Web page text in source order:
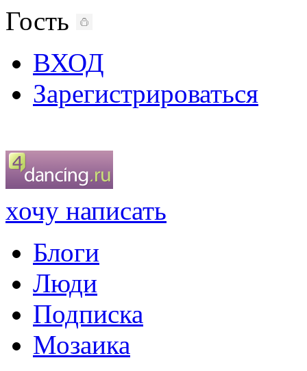
Гость
ВХОД
Зарегистрироваться
хочу написать
Блоги
Люди
Подписка
Мозаика